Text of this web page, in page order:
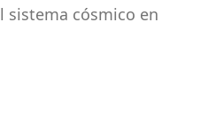
sistema cósmico en